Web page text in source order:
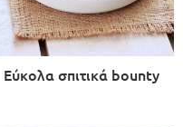
Εύκολα σπιτικά bounty